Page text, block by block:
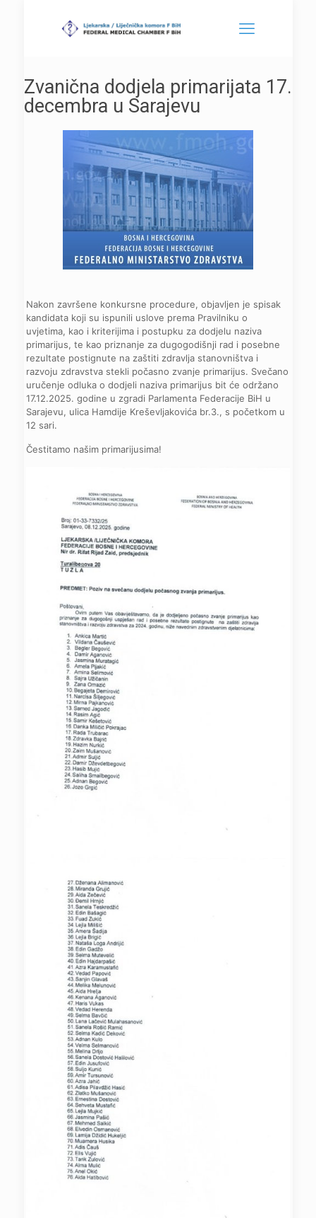
Zvanična dodjela primarijata 17.
decembra u Sarajevu
Nakon završene konkursne procedure, objavljen je spisak
kandidata koji su ispunili uslove prema Pravilniku o
uvjetima, kao i kriterijima i postupku za dodjelu naziva
primarijus, te kao priznanje za dugogodišnji rad i posebne
rezultate postignute na zaštiti zdravlja stanovništva i
razvoju zdravstva stekli počasno zvanje primarijus. Svečano
uručenje odluka o dodjeli naziva primarijus bit će održano
17.12.2025. godine u zgradi Parlamenta Federacije BiH u
Sarajevu, ulica Hamdije Kreševljakovića br.3., s početkom u
12 sari.
Čestitamo našim primarijusima!